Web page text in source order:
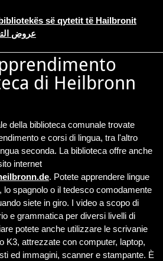
së qytetit të Hailbronit
عروض
di Heilbronn
della biblioteca comunale trovate
e corsi di lingua, tra l'altro
seconda. La biblioteca offre anche
internet
. Potete apprendere lingue
lo spagnolo o il tedesco comodamente
siete in giro. I video a scopo di
e grammatica per diversi livelli di
potete anche utilizzare le scrivanie
K3, attrezzate con computer, laptop,
ed immagini, scanner e stampante. È